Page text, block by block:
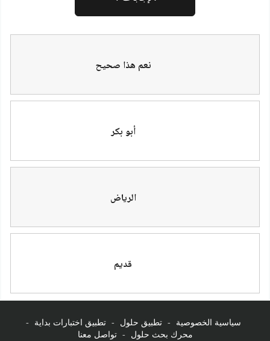
نعم هذا صحيح
أبو بكر
الرياض
قديم
سياسية الخصوصية - تطبيق حلول - تطبيق اختبارات بداية
-
محرك بحث حلول
- تواصل معنا